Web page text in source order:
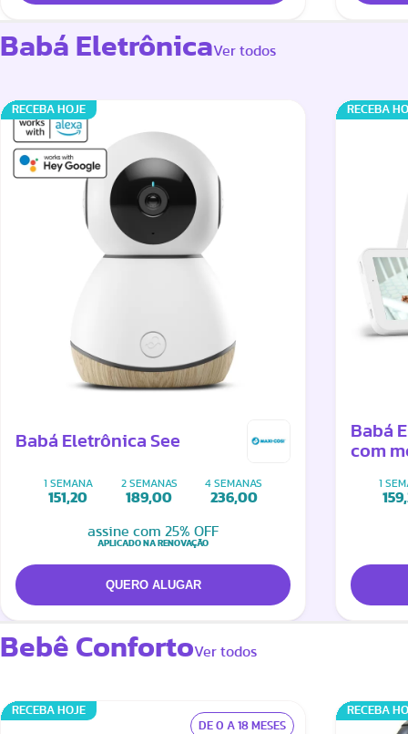
Babá EletrônicaVer todos
RECEBA HOJE
Babá Eletrônica See
1 SEMANA
151,20
2 SEMANAS
189,00
4 SEMANAS
236,00
assine com 25% OFF
APLICADO NA RENOVAÇÃO
RECEBA
Babá
com
1
Bebê ConfortoVer todos
RECEBA HOJE
DE 0 A 18 MESES
RECEBA